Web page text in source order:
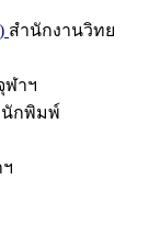
สำนักงานวิทย
ฬาฯ
นักพิมพ์